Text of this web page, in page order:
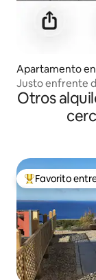
Apartamento
Justo enfrente
Otros
Favorito entre
Favorito